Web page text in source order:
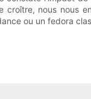
croître, nous nous
ou un fedora